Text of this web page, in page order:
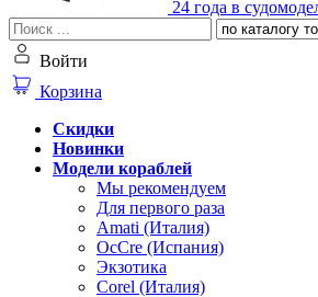
24 года в
Войти
Корзина
Скидки
Новинки
Модели кораблей
Мы рекомендуем
Для первого раза
Amati (Италия)
OcCre (Испания)
Экзотика
Corel (Италия)